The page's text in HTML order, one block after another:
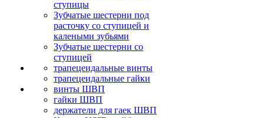
ступицы
Зубчатые шестерни под
расточку со ступицей и
калеными зубьями
Зубчатые шестерни со
ступицей
трапецеидальные винты
трапецеидальные гайки
винты ШВП
гайки ШВП
держатели для гаек ШВП